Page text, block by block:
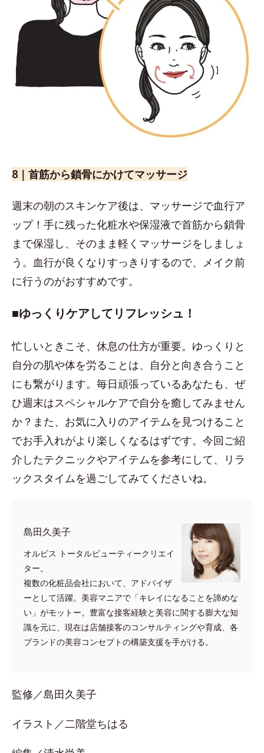
8｜首筋から鎖骨にかけてマッサージ
週末の朝のスキンケア後は、マッサージで血行ア
ップ！手に残った化粧水や保湿液で首筋から鎖骨
まで保湿し、そのまま軽くマッサージをしましょ
う。血行が良くなりすっきりするので、メイク前
に行うのがおすすめです。
■ゆっくりケアしてリフレッシュ！
忙しいときこそ、休息の仕方が重要。ゆっくりと
自分の肌や体を労ることは、自分と向き合うこと
にも繋がります。毎日頑張っているあなたも、ぜ
ひ週末はスペシャルケアで自分を癒してみません
か？また、お気に入りのアイテムを見つけること
でお手入れがより楽しくなるはずです。今回ご紹
介したテクニックやアイテムを参考にして、リラ
ックスタイムを過ごしてみてくださいね。
島田久美子
オルビス トータルビューティークリエイ
ター。
複数の化粧品会社において、アドバイザ
ーとして活躍。美容マニアで「キレイになることを諦めな
い」がモットー。豊富な接客経験と美容に関する膨大な知
識を元に、現在は店舗接客のコンサルティングや育成、各
ブランドの美容コンセプトの構築支援を手がける。
監修／島田久美子
イラスト／二階堂ちはる